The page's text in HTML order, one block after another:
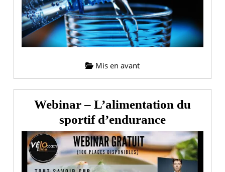
clés
de
la
Mis en avant
Webinar – L’alimentation du
sportif d’enduranceWebinar
–
du